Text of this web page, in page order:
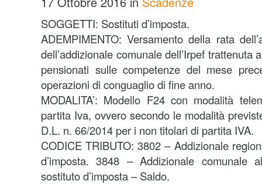
SOGGETTI: Sostituti d’imposta.
ADEMPIMENTO: Versamento della rata
dell’addizionale comunale dell’Irpef trattenuta
pensionati sulle competenze del mese
operazioni di conguaglio di fine anno.
MODALITA’: Modello F24 con modalità
partita Iva, ovvero secondo le modalità
D.L. n. 66/2014 per i non titolari di partita IVA.
CODICE TRIBUTO: 3802 – Addizionale
d’imposta. 3848 – Addizionale comunale
sostituto d’imposta – Saldo.